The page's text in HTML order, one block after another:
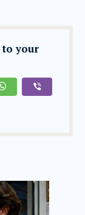
to your